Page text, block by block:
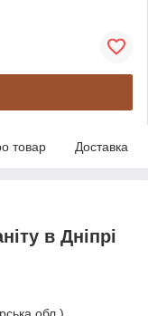
товар Доставка
в Дніпрі